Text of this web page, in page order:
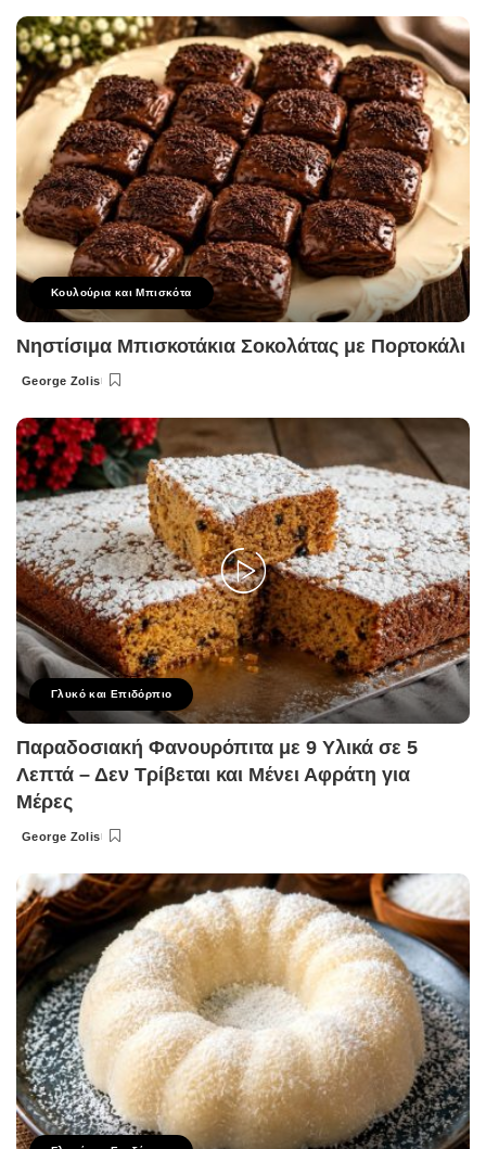
Κουλούρια και Μπισκότα
Νηστίσιμα Μπισκοτάκια Σοκολάτας με Πορτοκάλι
Posted
George Zolis
Γλυκό και Επιδόρπιο
Παραδοσιακή Φανουρόπιτα με 9 Υλικά σε 5
Λεπτά – Δεν Τρίβεται και Μένει Αφράτη για
Μέρες
Posted
George Zolis